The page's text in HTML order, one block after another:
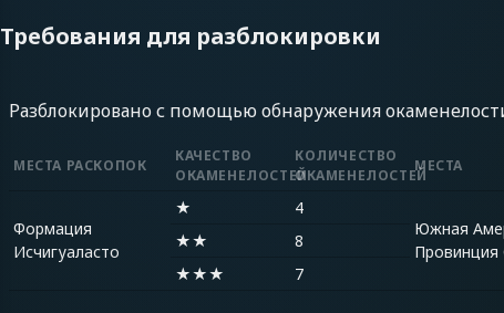
Требования для разблокировки
Разблокировано с помощью обнаружения
МЕСТА РАСКОПОК
КАЧЕСТВО
ОКАМЕНЕЛОСТЕЙ
КОЛИЧЕСТВО
ОКАМЕНЕЛОСТЕЙ
МЕСТА
Формация
Исчигуаласто
★
4
Южная
Провинция
★★
8
★★★
7